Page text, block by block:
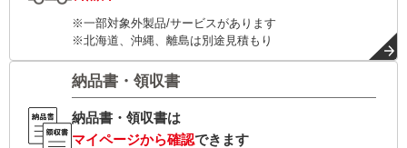
※一部対象外製品/サービスがあります
※北海道、沖縄、離島は別途見積もり
納品書・領収書
納品書・領収書は
マイページから確認できます